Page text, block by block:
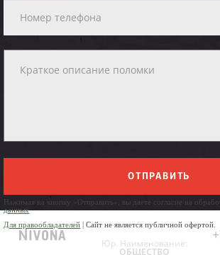
ОТПРАВИТЬ
Нажимая на кнопку «Отправить», вы даете согласие на
данных
Для правообладателей | Сайт не является публичной офертой.
Юр. Наименование:
ОБЩЕСТВО